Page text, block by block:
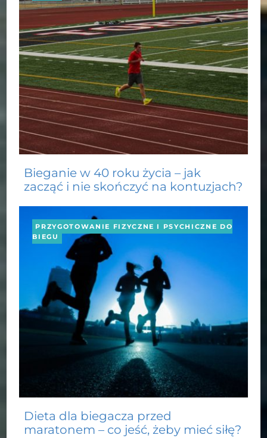
Bieganie w 40 roku życia – jak
zacząć i nie skończyć na kontuzjach?
PRZYGOTOWANIE FIZYCZNE I PSYCHICZNE DO
BIEGU
Dieta dla biegacza przed
maratonem – co jeść, żeby mieć siłę?